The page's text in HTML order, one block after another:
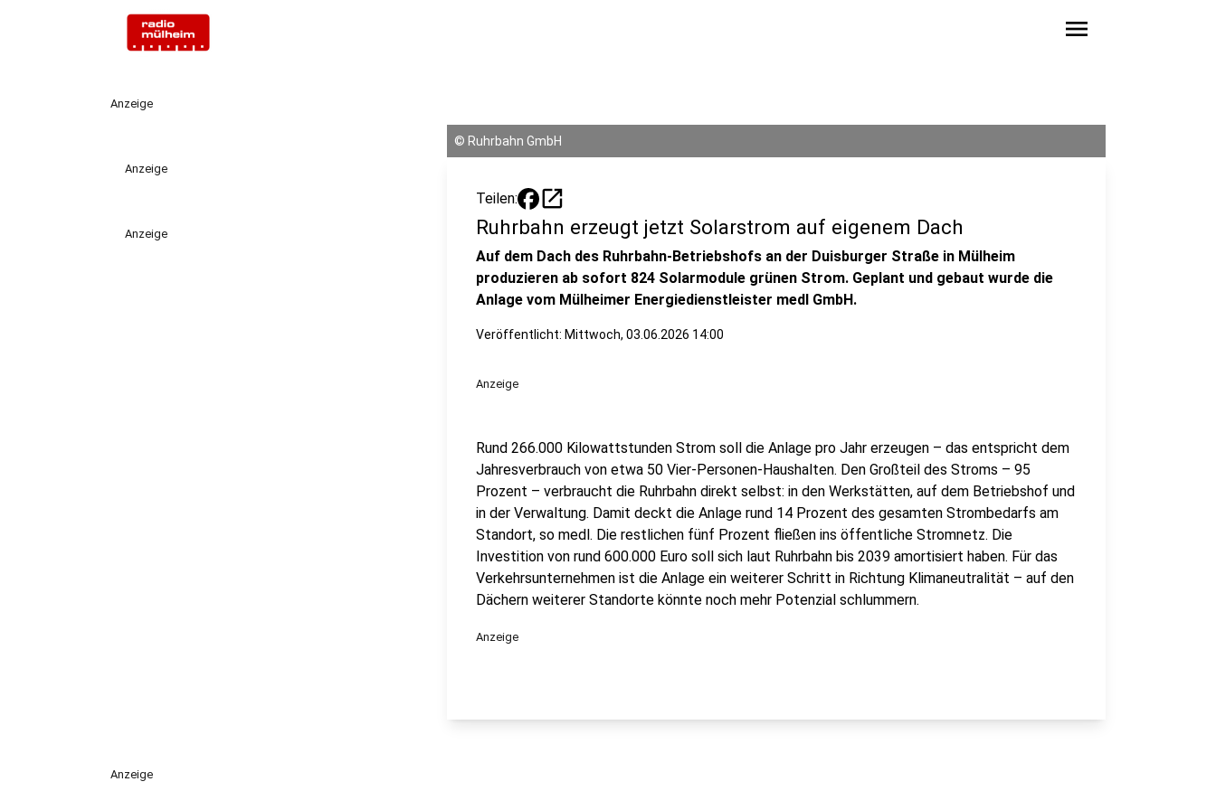
menu
Anzeige
Anzeige
Anzeige
© Ruhrbahn GmbH
Teilen: open_in_new
Ruhrbahn erzeugt jetzt Solarstrom auf eigenem Dach
Auf dem Dach des Ruhrbahn-Betriebshofs an der Duisburger Straße in Mülheim
produzieren ab sofort 824 Solarmodule grünen Strom. Geplant und gebaut wurde die
Anlage vom Mülheimer Energiedienstleister medl GmbH.
Veröffentlicht: Mittwoch, 03.06.2026 14:00
Anzeige
Rund 266.000 Kilowattstunden Strom soll die Anlage pro Jahr erzeugen – das entspricht dem
Jahresverbrauch von etwa 50 Vier-Personen-Haushalten. Den Großteil des Stroms – 95
Prozent – verbraucht die Ruhrbahn direkt selbst: in den Werkstätten, auf dem Betriebshof und
in der Verwaltung. Damit deckt die Anlage rund 14 Prozent des gesamten Strombedarfs am
Standort, so medl. Die restlichen fünf Prozent fließen ins öffentliche Stromnetz. Die
Investition von rund 600.000 Euro soll sich laut Ruhrbahn bis 2039 amortisiert haben. Für das
Verkehrsunternehmen ist die Anlage ein weiterer Schritt in Richtung Klimaneutralität – auf den
Dächern weiterer Standorte könnte noch mehr Potenzial schlummern.
Anzeige
Anzeige